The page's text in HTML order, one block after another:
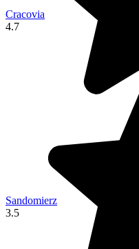
Cracovia
4.7
Sandomierz
3.5